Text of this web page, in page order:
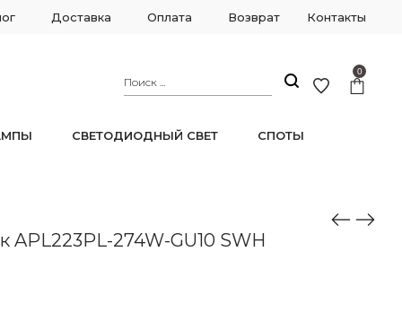
Доставка Оплата Возврат Контакты
0
СВЕТОДИОДНЫЙ СВЕТ СПОТЫ
APL223PL-274W-GU10 SWH